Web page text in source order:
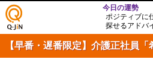
仕事
探し
の求
今日の運勢
ポジティブに
探せるアドバ
【早番・遅番限定】介護正社員「